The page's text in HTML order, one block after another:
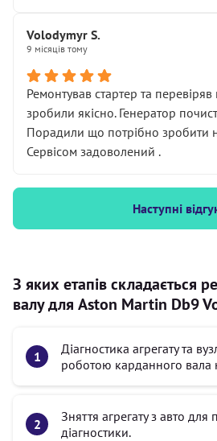
Volodymyr S.
9 місяців тому
Ремонтував стартер та перевіряв
зробили якісно. Генератор
Порадили що потрібно зробити
Сервісом задоволений .
Наступні
З яких етапів складається
валу для Aston Martin Db9
Діагностика агрегату та
роботою карданного вала
Зняття агрегату з авто для
діагностики.